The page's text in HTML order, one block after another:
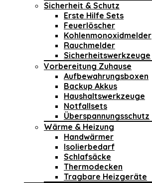
Sicherheit & Schutz
Erste Hilfe Sets
Feuerlöscher
Kohlenmonoxidmelder
Rauchmelder
Sicherheitswerkzeuge
Vorbereitung Zuhause
Aufbewahrungsboxen
Backup Akkus
Haushaltswerkzeuge
Notfallsets
Überspannungsschutz
Wärme & Heizung
Handwärmer
Isolierbedarf
Schlafsäcke
Thermodecken
Tragbare Heizgeräte